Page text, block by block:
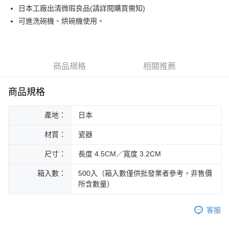
街口支付
悠遊付
運送方式
每筆NT$200，滿NT$1,000(含以上)免運費
黑貓外島宅配
每筆NT$360
日本工廠出清微瑕良品(請詳閱購買需知)
可進洗碗機、烘碗機使用。
商品規格 相關推薦
商品規格
產地： 日本
材質： 瓷器
尺寸： 長度 4.5CM／寬度 3.2CM
箱入數：
500入（箱入數僅供批發業者參考，非售價
所含數量）
客服